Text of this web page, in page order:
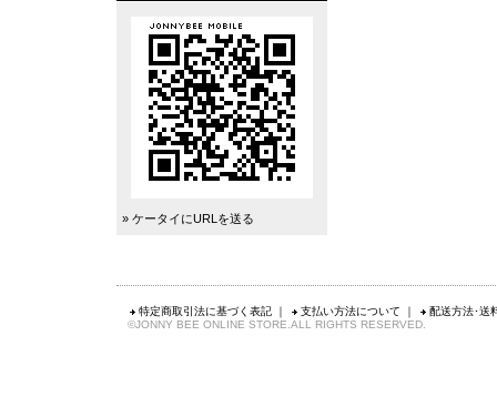
» ケータイにURLを送る
特定商取引法に基づく表記 ｜ 支払い方法について ｜
配送方法･送
©JONNY BEE ONLINE STORE.ALL RIGHTS RESERVED.